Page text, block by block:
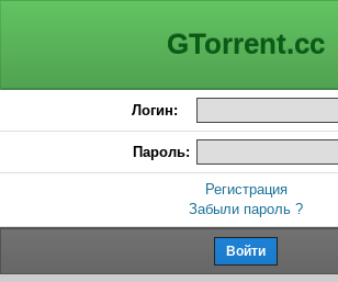
GTorrent.cc
Логин:
Пароль:
Регистрация
Забыли пароль ?